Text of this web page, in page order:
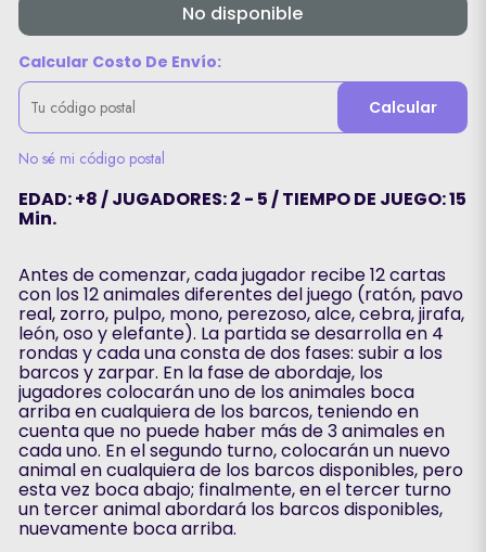
No disponible
Calcular Costo De Envío:
Calcular
No sé mi código postal
EDAD: +8 / JUGADORES: 2 - 5 / TIEMPO DE JUEGO: 15
Min.
Antes de comenzar, cada jugador recibe 12 cartas
con los 12 animales diferentes del juego (ratón, pavo
real, zorro, pulpo, mono, perezoso, alce, cebra, jirafa,
león, oso y elefante). La partida se desarrolla en 4
rondas y cada una consta de dos fases: subir a los
barcos y zarpar. En la fase de abordaje, los
jugadores colocarán uno de los animales boca
arriba en cualquiera de los barcos, teniendo en
cuenta que no puede haber más de 3 animales en
cada uno. En el segundo turno, colocarán un nuevo
animal en cualquiera de los barcos disponibles, pero
esta vez boca abajo; finalmente, en el tercer turno
un tercer animal abordará los barcos disponibles,
nuevamente boca arriba.